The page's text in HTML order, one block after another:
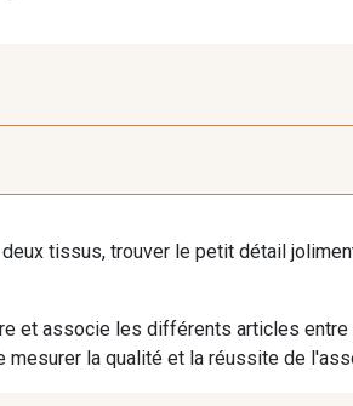
53 - Diamant Vert
31 - Marine
40 -
tissus, trouver le petit détail
et associe les différents articles
la qualité et la réussite de